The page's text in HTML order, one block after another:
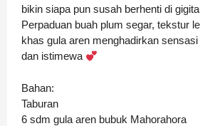
bikin siapa pun susah berhenti di
Perpaduan buah plum segar, tekstur
khas gula aren menghadirkan
dan istimewa
Bahan:
Taburan
6 sdm gula aren bubuk Mahorahora